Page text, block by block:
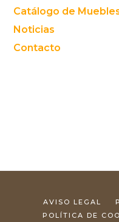
Catálogo de
Noticias
Contacto
AVISO LEGAL
POLÍTICA DE